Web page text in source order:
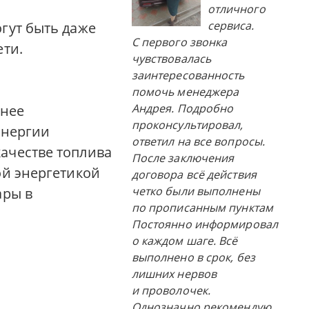
быть даже
топлива
энергетикой
в
отличного
сервиса.
С первого звонка
чувствовалась
заинтересованность
помочь менеджера
Андрея. Подробно
проконсультировал,
ответил на все вопросы.
После заключения
договора всё действия
четко были выполнены
по прописанным пунктам
Постоянно информировал
о каждом шаге. Всё
выполнено в срок, без
лишних нервов
и проволочек.